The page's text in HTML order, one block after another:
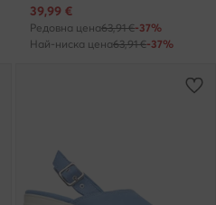
Актуална цена
39,99 €
Редовна цена63,91 €-37%
Най-ниска цена63,91 €-37%